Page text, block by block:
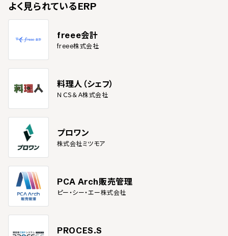
よく見られているERP
freee会計
freee株式会社
料理人（シェフ）
ＮＣＳ＆Ａ株式会社
プロワン
株式会社ミツモア
PCA Arch販売管理
ピー・シー・エー株式会社
PROCES.S